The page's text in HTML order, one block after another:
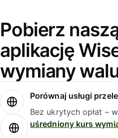
Pobierz
aplikację
wymiany
Porównaj usługi
Bez ukrytych opłat –
uśredniony kurs